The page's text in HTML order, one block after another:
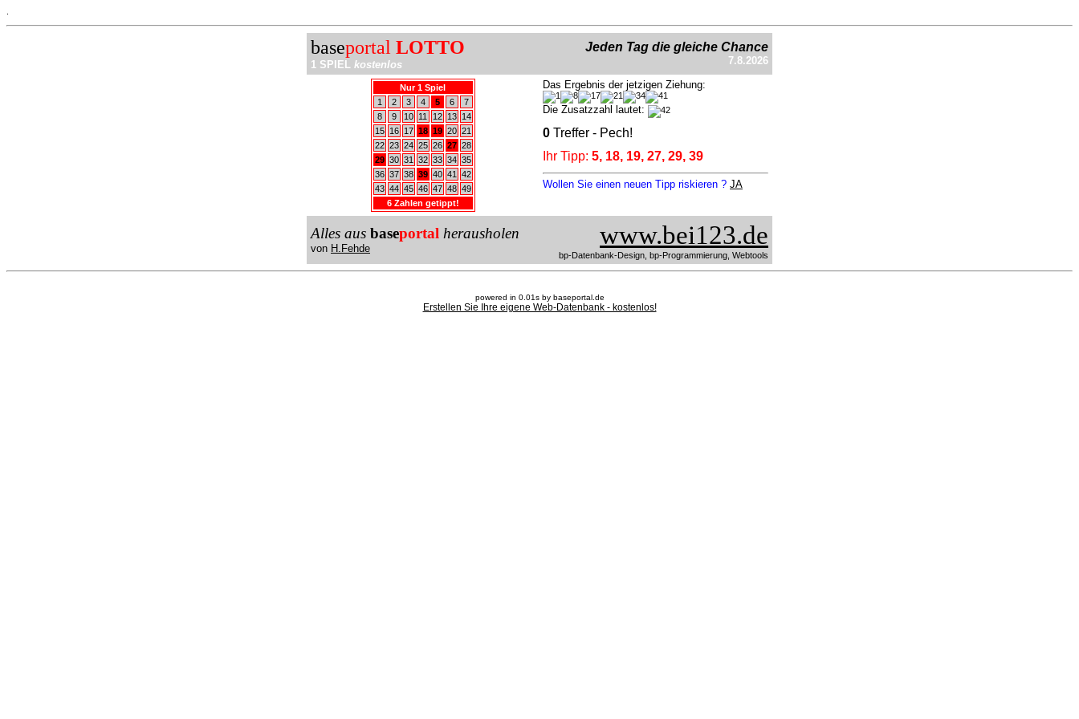
baseportal LOTTO
1 SPIEL kostenlos
Jeden Tag die gleiche Chance
7.8.2026
Nur 1 Spiel
1
2 3 4 5 6
7
8
9 10 11 12 13
14
15
16 17 18 19 20 21
22 23 24 25 26 27 28
29 30 31 32 33 34 35
36 37 38 39 40 41
42
43 44 45 46 47 48 49
6 Zahlen getippt!
Das Ergebnis der jetzigen Ziehung:
Die Zusatzzahl lautet:
0 Treffer - Pech!
Ihr Tipp: 5, 18, 19, 27, 29, 39
Wollen Sie einen neuen Tipp riskieren ? JA
Alles aus baseportal herausholen
von H.Fehde www.bei123.de
bp-Datenbank-Design, bp-Programmierung, Webtools
powered in 0.01s by baseportal.de
Erstellen Sie Ihre eigene Web-Datenbank - kostenlos!